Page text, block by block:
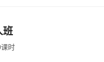
班
时